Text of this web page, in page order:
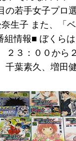
若手女子プロ
生子 また、「
情報■ ぼくら
２３：００から
葉素久、増田